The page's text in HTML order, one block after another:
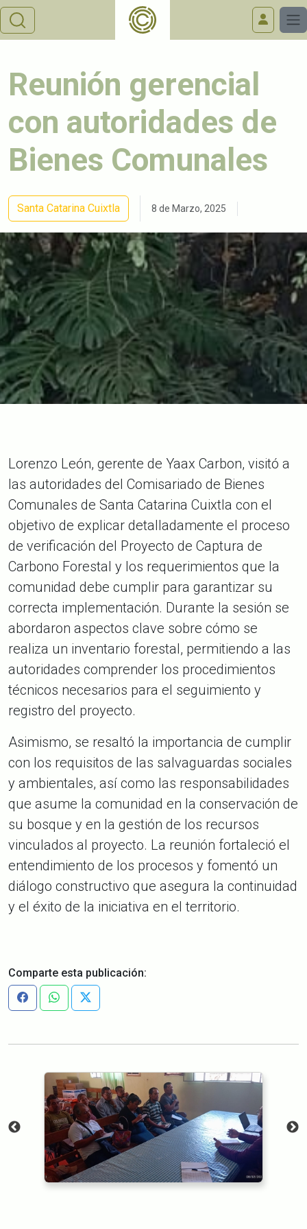
Reunión gerencial
con autoridades de
Bienes Comunales
Santa Catarina Cuixtla 8 de Marzo, 2025
Lorenzo León, gerente de Yaax Carbon, visitó a
las autoridades del Comisariado de Bienes
Comunales de Santa Catarina Cuixtla con el
objetivo de explicar detalladamente el proceso
de verificación del Proyecto de Captura de
Carbono Forestal y los requerimientos que la
comunidad debe cumplir para garantizar su
correcta implementación. Durante la sesión se
abordaron aspectos clave sobre cómo se
realiza un inventario forestal, permitiendo a las
autoridades comprender los procedimientos
técnicos necesarios para el seguimiento y
registro del proyecto.
Asimismo, se resaltó la importancia de cumplir
con los requisitos de las salvaguardas sociales
y ambientales, así como las responsabilidades
que asume la comunidad en la conservación de
su bosque y en la gestión de los recursos
vinculados al proyecto. La reunión fortaleció el
entendimiento de los procesos y fomentó un
diálogo constructivo que asegura la continuidad
y el éxito de la iniciativa en el territorio.
Comparte esta publicación: